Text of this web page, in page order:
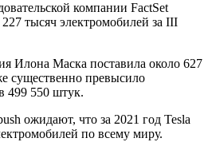
компании FactSet
тысяч электромобилей за III
Илона Маска поставила около 627
существенно превысило
499 550 штук.
ожидают, что за 2021 год Tesla
по всему миру.